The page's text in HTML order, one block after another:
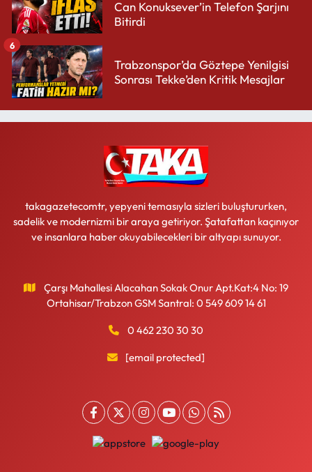
Can Konuksever’in Telefon Şarjını
Bitirdi
Trabzonspor’da Göztepe Yenilgisi
Sonrası Tekke’den Kritik Mesajlar
6
takagazetecomtr, yepyeni temasıyla sizleri buluştururken,
sadelik ve modernizmi bir araya getiriyor. Şatafattan kaçınıyor
ve insanlara haber okuyabilecekleri bir altyapı sunuyor.
Çarşı Mahallesi Alacahan Sokak Onur Apt.Kat:4 No: 19
Ortahisar/Trabzon GSM Santral: 0 549 609 14 61
0 462 230 30 30
[email protected]